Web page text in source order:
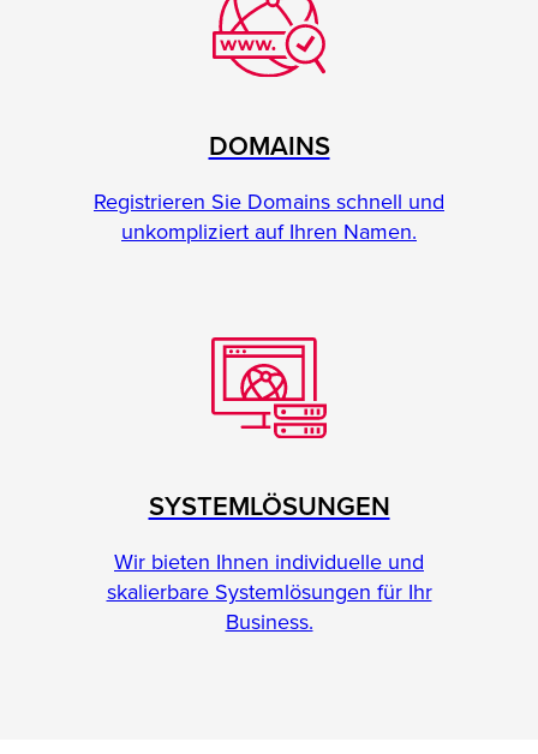
DOMAINS
Registrieren Sie Domains schnell und
unkompliziert auf Ihren Namen.
SYSTEMLÖSUNGEN
Wir bieten Ihnen individuelle und
skalierbare Systemlösungen für Ihr
Business.